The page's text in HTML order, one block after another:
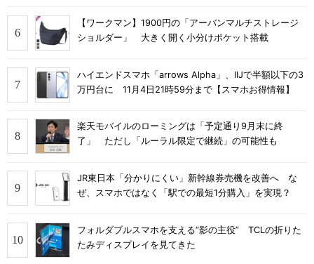
【ワークマン】1900円の「アーバンマルチストレージ
ショルダー」 大きく開く小分けポケット搭載
ハイエンドスマホ「arrows Alpha」、IIJで半額以下の3
万円台に 11月4日21時59分まで【スマホお得情報】
楽天モバイルのローミングは「予定通り9月末に終
了」 ただし「ルーラル限定で継続」の可能性も
JR東日本「分かりにくい」新幹線券売機を改善へ な
ぜ、スマホではなく「駅での最短1分購入」を実現？
フォルダブルスマホを支える“影の主役” TCLの折りた
たみディスプレイを見てきた